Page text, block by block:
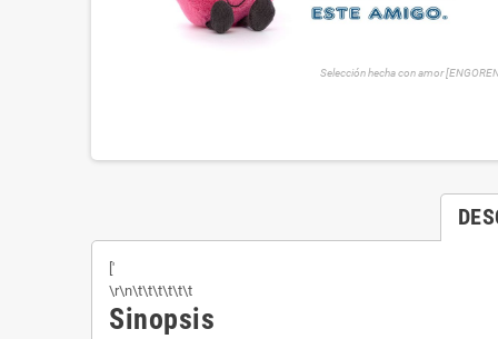
Selección hecha con amor
['
\r\n\t\t\t\t\t\t
Sinopsis